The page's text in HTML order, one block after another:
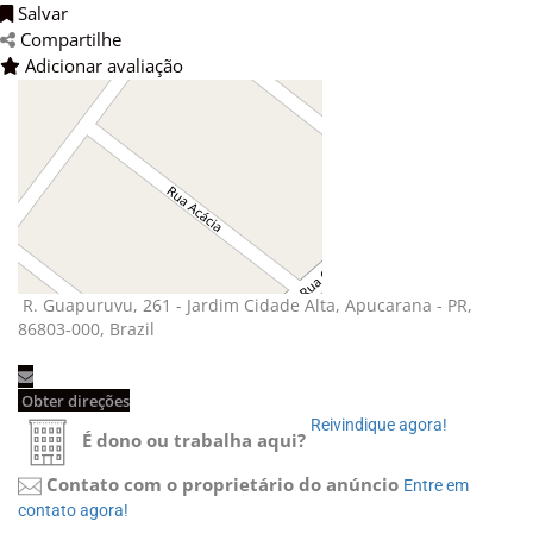
Salvar
Compartilhe
Adicionar avaliação
R. Guapuruvu, 261 - Jardim Cidade Alta, Apucarana - PR,
86803-000, Brazil
Obter direções
É dono ou trabalha aqui?
Reivindique agora!
Contato com o proprietário do anúncio Entre em
contato agora!